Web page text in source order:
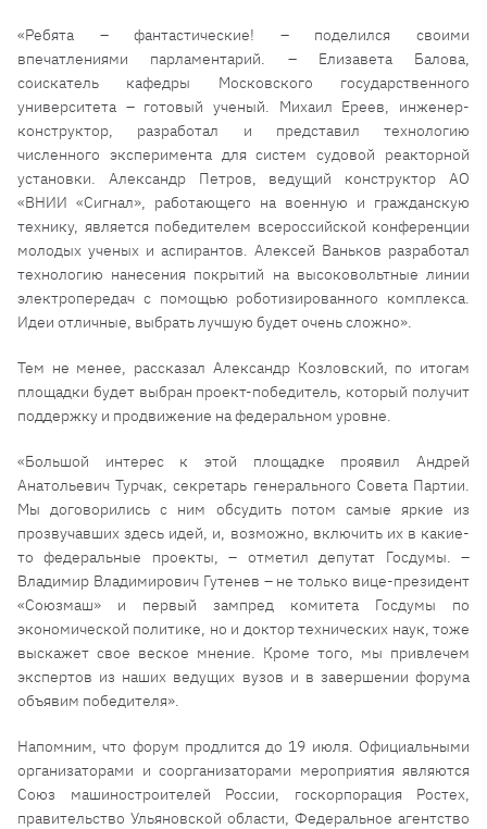
«Ребята – фантастические! – поделился своими
впечатлениями парламентарий. – Елизавета Балова,
соискатель кафедры Московского государственного
университета – готовый ученый. Михаил Ереев, инженер-
конструктор, разработал и представил технологию
численного эксперимента для систем судовой реакторной
установки. Александр Петров, ведущий конструктор АО
«ВНИИ «Сигнал», работающего на военную и гражданскую
технику, является победителем всероссийской конференции
молодых ученых и аспирантов. Алексей Ваньков разработал
технологию нанесения покрытий на высоковольтные линии
электропередач с помощью роботизированного комплекса.
Идеи отличные, выбрать лучшую будет очень сложно».
Тем не менее, рассказал Александр Козловский, по итогам
площадки будет выбран проект-победитель, который получит
поддержку и продвижение на федеральном уровне.
«Большой интерес к этой площадке проявил Андрей
Анатольевич Турчак, секретарь генерального Совета Партии.
Мы договорились с ним обсудить потом самые яркие из
прозвучавших здесь идей, и, возможно, включить их в какие-
то федеральные проекты, – отметил депутат Госдумы. –
Владимир Владимирович Гутенев – не только вице-президент
«Союзмаш» и первый зампред комитета Госдумы по
экономической политике, но и доктор технических наук, тоже
выскажет свое веское мнение. Кроме того, мы привлечем
экспертов из наших ведущих вузов и в завершении форума
объявим победителя».
Напомним, что форум продлится до 19 июля. Официальными
организаторами и соорганизаторами мероприятия являются
Союз машиностроителей России, госкорпорация Ростех,
правительство Ульяновской области, Федеральное агентство